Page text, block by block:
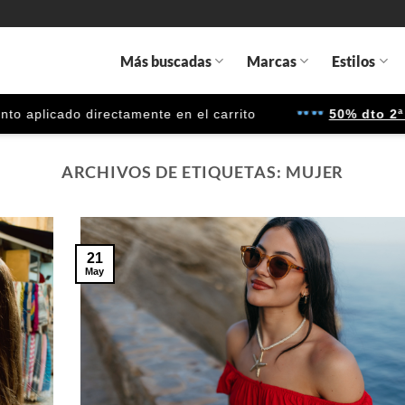
Más buscadas Marcas Estilos
directamente en el carrito 50% dto 2ª unidad
ARCHIVOS DE ETIQUETAS: MUJER
21
May